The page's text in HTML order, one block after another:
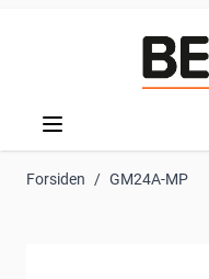
Forsiden / GM24A-MP